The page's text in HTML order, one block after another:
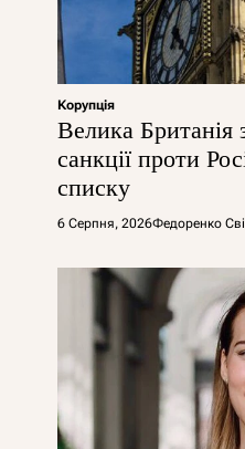
Корупція
Велика Британія
санкції проти
списку
6 Серпня, 2026Федоренко